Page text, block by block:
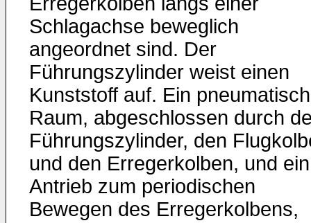
Schlagachse beweglich
angeordnet sind. Der
Führungszylinder weist einen
Kunststoff auf. Ein
Raum, abgeschlossen durch
Führungszylinder, den
und den Erregerkolben, und ein
Antrieb zum periodischen
Bewegen des Erregerkolbens,